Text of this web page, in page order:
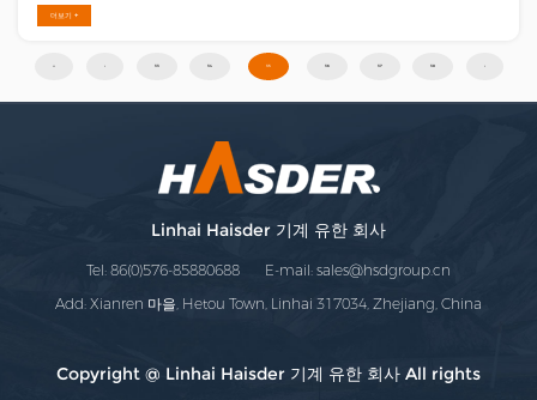
롤러 유형보다 구동력이 낮습니다. 하지만 바퀴형이 크
롤러보다 비싸고 유지비가 저렴합니다. 어려운 부분은
기계를 잘 활용하는 방법인 조정입니다. 다양한 작물
야 합니다. 또한, 묘종 속도, 손가락 높이, 팬의 풍량, 먼
지의 위치, 진동판의 기울기 등은 필요에 따라 조정되
어야 합니다. 이건 기술직인데 매 시즌 누적이 잘......
더보기 +
‹‹ ‹ 33 34 35 36 37 38 ›
Linhai Haisder 기계 유한 회사
Tel: 86(0)576-85880688 E-mail:sales@hsdgroup.cn
Add: Xianren 마을, Hetou Town, Linhai 317034, Zhejiang, China
Copyright @ Linhai Haisder 기계 유한 회사 All rights